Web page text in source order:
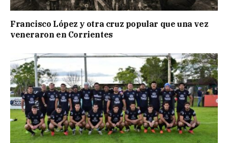
Francisco López y otra cruz popular que una vez
veneraron en Corrientes